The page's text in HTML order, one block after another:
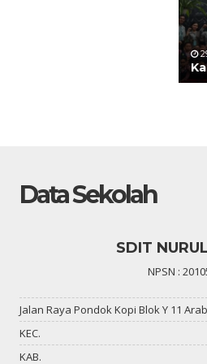
Data Sekolah
SDIT
NPSN :
Jalan Raya Pondok Kopi Blok Y 11
KEC.
KAB.